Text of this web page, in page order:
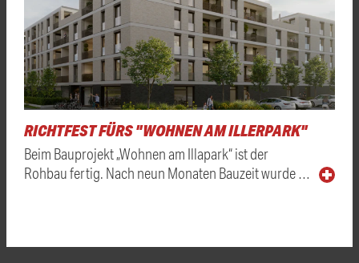
RICHTFEST FÜRS "WOHNEN AM ILLERPARK"
Beim Bauprojekt „Wohnen am Illapark“ ist der
Rohbau fertig. Nach neun Monaten Bauzeit wurde …